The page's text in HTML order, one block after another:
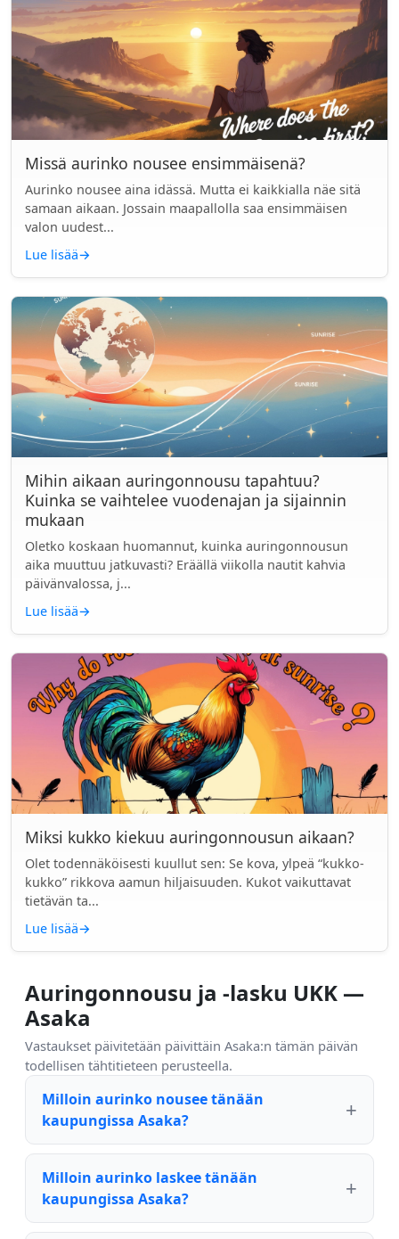
Missä aurinko nousee ensimmäisenä?
Aurinko nousee aina idässä. Mutta ei kaikkialla näe sitä
samaan aikaan. Jossain maapallolla saa ensimmäisen
valon uudest...
Lue lisää→
Mihin aikaan auringonnousu tapahtuu?
Kuinka se vaihtelee vuodenajan ja sijainnin
mukaan
Oletko koskaan huomannut, kuinka auringonnousun
aika muuttuu jatkuvasti? Eräällä viikolla nautit kahvia
päivänvalossa, j...
Lue lisää→
Miksi kukko kiekuu auringonnousun aikaan?
Olet todennäköisesti kuullut sen: Se kova, ylpeä “kukko-
kukko” rikkova aamun hiljaisuuden. Kukot vaikuttavat
tietävän ta...
Lue lisää→
Auringonnousu ja -lasku UKK —
Asaka
Vastaukset päivitetään päivittäin Asaka:n tämän päivän
todellisen tähtitieteen perusteella.
Milloin aurinko nousee tänään
kaupungissa Asaka?
Milloin aurinko laskee tänään
kaupungissa Asaka?